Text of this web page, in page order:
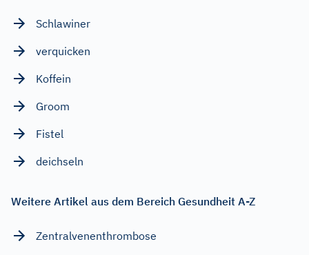
Schlawiner
verquicken
Koffein
Groom
Fistel
deichseln
Weitere Artikel aus dem Bereich Gesundheit A-Z
Zentralvenenthrombose